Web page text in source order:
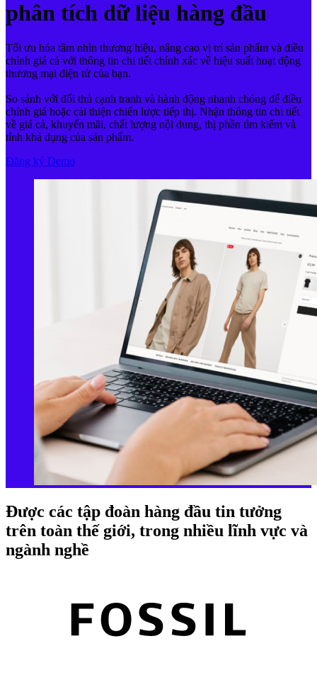
phân tích dữ liệu hàng đầu
Tối ưu hóa tầm nhìn thương hiệu, nâng cao vị trí sản phẩm và điều
chỉnh giá cả với thông tin chi tiết chính xác về hiệu suất hoạt động
thương mại điện tử của bạn.
So sánh với đối thủ cạnh tranh và hành động nhanh chóng để điều
chỉnh giá hoặc cải thiện chiến lược tiếp thị. Nhận thông tin chi tiết
về giá cả, khuyến mãi, chất lượng nội dung, thị phần tìm kiếm và
tính khả dụng của sản phẩm.
Đăng ký Demo
Được các tập đoàn hàng đầu tin tưởng
trên toàn thế giới, trong nhiều lĩnh vực và
ngành nghề